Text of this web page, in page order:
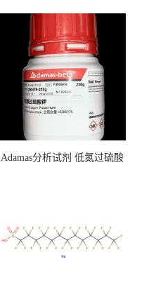
Adamas分析试剂 低氮过硫酸